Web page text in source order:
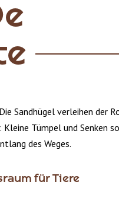
Sandhügel verleihen der
Kleine Tümpel und Senken
des Weges.
für Tiere